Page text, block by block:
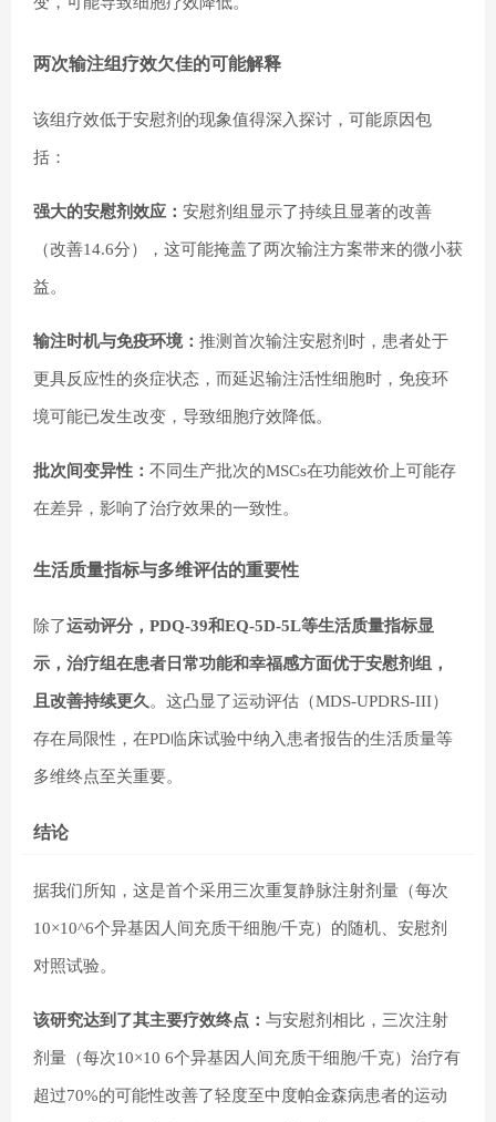
两次输注组疗效欠佳的可能解释
该组疗效低于安慰剂的现象值得深入探讨，可能原因包
括：
强大的安慰剂效应： 安慰剂组显示了持续且显著的改善
（改善14.6分），这可能掩盖了两次输注方案带来的微小获
益。
输注时机与免疫环境： 推测首次输注安慰剂时，患者处于
更具反应性的炎症状态，而延迟输注活性细胞时，免疫环
境可能已发生改变，导致细胞疗效降低。
批次间变异性： 不同生产批次的MSCs在功能效价上可能存
在差异，影响了治疗效果的一致性。
生活质量指标与多维评估的重要性
除了运动评分，PDQ-39和EQ-5D-5L等生活质量指标显
示，治疗组在患者日常功能和幸福感方面优于安慰剂组，
且改善持续更久 。这凸显了运动评估（MDS-UPDRS-III）
存在局限性，在PD临床试验中纳入患者报告的生活质量等
多维终点至关重要。
结论
据我们所知，这是首个采用三次重复静脉注射剂量（每次
10×10^6个异基因人间充质干细胞/千克）的随机、安慰剂
对照试验。
该研究达到了其主要疗效终点： 与安慰剂相比，三次注射
剂量（每次10×10 6个异基因人间充质干细胞/千克）治疗有
超过70%的可能性改善了轻度至中度帕金森病患者的运动